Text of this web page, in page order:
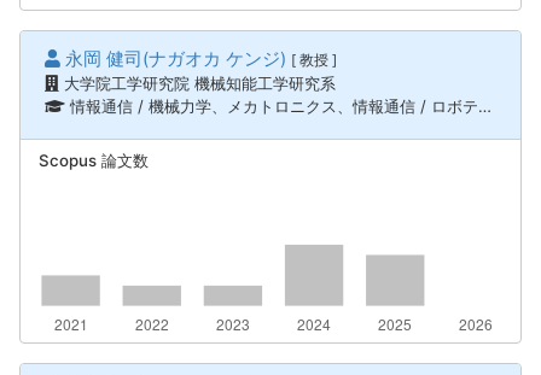
永岡 健司(ナガオカ ケンジ) [ 教授 ]
大学院工学研究院 機械知能工学研究系
情報通信 / 機械力学、メカトロニクス、情報通信 / ロボティクス、知能機械システム、フロンティア（航空・船舶） / 航空宇宙工学
Scopus 論文数